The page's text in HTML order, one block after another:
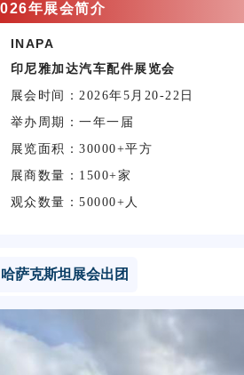
年展会简介
INAPA
印尼雅加达汽车配件展览会
展会时间：2026年5月20-22日
举办周期：一年一届
展览面积：30000+平方
展商数量：1500+家
观众数量：50000+人
哈萨克斯坦展会出团